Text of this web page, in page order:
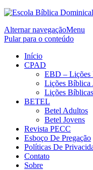
Alternar navegaçãoMenu
Pular para o conteúdo
Início
CPAD
EBD – Lições
Lições Bíblica
Lições
BETEL
Betel Adultos
Betel Jovens
Revista PECC
Esboço De Pregação
Políticas De
Contato
Sobre